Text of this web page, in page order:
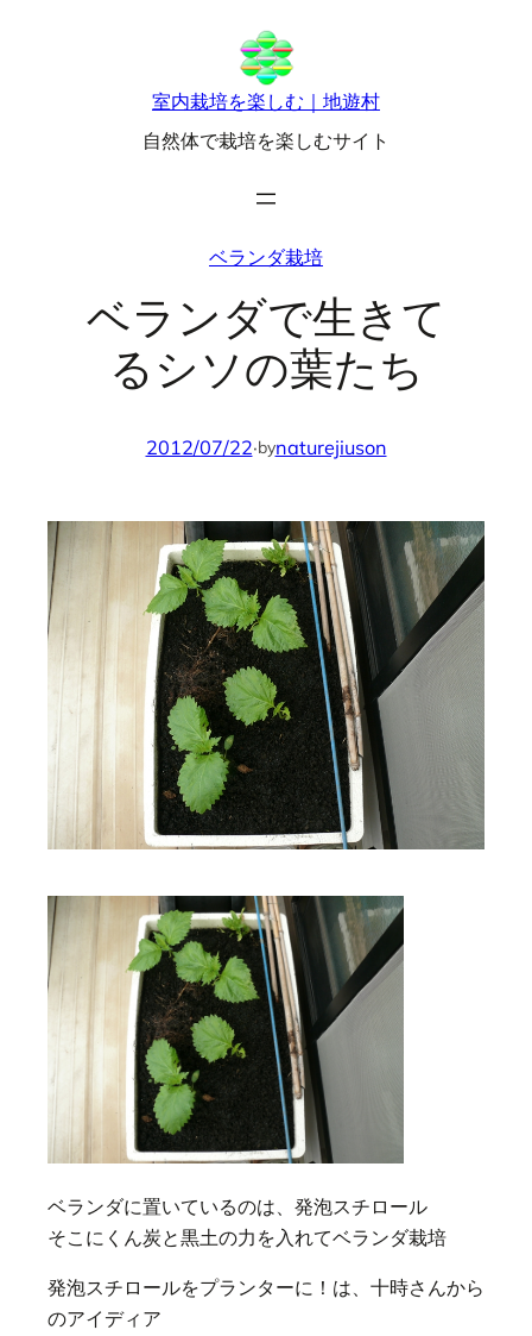
室内栽培を楽しむ｜地遊村
自然体で栽培を楽しむサイト
ベランダ栽培
ベランダで生きて
るシソの葉たち
2012/07/22·bynaturejiuson
ベランダに置いているのは、発泡スチロール
そこにくん炭と黒土の力を入れてベランダ栽培
発泡スチロールをプランターに！は、十時さんから
のアイディア